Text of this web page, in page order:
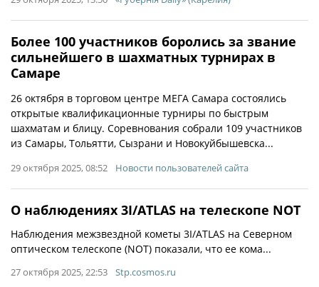
Более 100 участников боролись за звание
сильнейшего в шахматных турнирах в
Самаре
26 октября в торговом центре МЕГА Самара состоялись
открытые квалификационные турниры по быстрым
шахматам и блицу. Соревнования собрали 109 участников
из Самары, Тольятти, Сызрани и Новокуйбышевска...
29 октября 2025, 08:52 Новости пользователей сайта
О наблюдениях 3I/ATLAS на телескопе NOT
Наблюдения межзвездной кометы 3I/ATLAS на Северном
оптическом телескопе (NOT) показали, что ее кома...
27 октября 2025, 22:53 Stp.cosmos.ru